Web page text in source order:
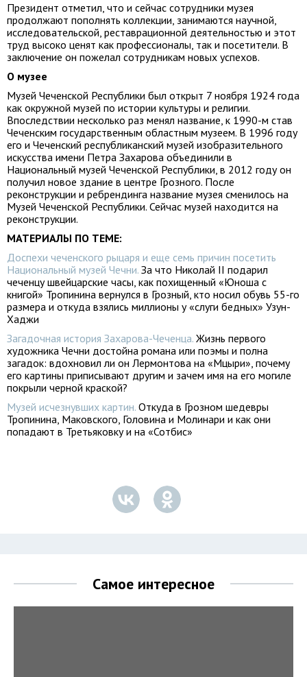
Президент отметил, что и сейчас сотрудники музея
продолжают пополнять коллекции, занимаются научной,
исследовательской, реставрационной деятельностью и этот
труд высоко ценят как профессионалы, так и посетители. В
заключение он пожелал сотрудникам новых успехов.
О музее
Музей Чеченской Республики был открыт 7 ноября 1924 года
как окружной музей по истории культуры и религии.
Впоследствии несколько раз менял название, к 1990-м став
Чеченским государственным областным музеем. В 1996 году
его и Чеченский республиканский музей изобразительного
искусства имени Петра Захарова объединили в
Национальный музей Чеченской Республики, в 2012 году он
получил новое здание в центре Грозного. После
реконструкции и ребрендинга название музея сменилось на
Музей Чеченской Республики. Сейчас музей находится на
реконструкции.
МАТЕРИАЛЫ ПО ТЕМЕ:
Доспехи чеченского рыцаря и еще семь причин посетить
Национальный музей Чечни. За что Николай II подарил
чеченцу швейцарские часы, как похищенный «Юноша с
книгой» Тропинина вернулся в Грозный, кто носил обувь 55-го
размера и откуда взялись миллионы у «слуги бедных» Узун-
Хаджи
Загадочная история Захарова-Чеченца. Жизнь первого
художника Чечни достойна романа или поэмы и полна
загадок: вдохновил ли он Лермонтова на «Мцыри», почему
его картины приписывают другим и зачем имя на его могиле
покрыли черной краской?
Музей исчезнувших картин. Откуда в Грозном шедевры
Тропинина, Маковского, Головина и Молинари и как они
попадают в Третьяковку и на «Сотбис»
Самое интересное